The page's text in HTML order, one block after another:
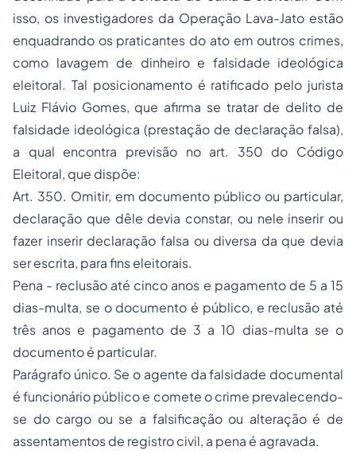
isso, os investigadores da Operação Lava-Jato estão
enquadrando os praticantes do ato em outros crimes,
como lavagem de dinheiro e falsidade ideológica
eleitoral. Tal posicionamento é ratificado pelo jurista
Luiz Flávio Gomes, que afirma se tratar de delito de
falsidade ideológica (prestação de declaração falsa),
a qual encontra previsão no art. 350 do Código
Eleitoral, que dispõe:
Art. 350. Omitir, em documento público ou particular,
declaração que dêle devia constar, ou nele inserir ou
fazer inserir declaração falsa ou diversa da que devia
ser escrita, para fins eleitorais.
Pena - reclusão até cinco anos e pagamento de 5 a 15
dias-multa, se o documento é público, e reclusão até
três anos e pagamento de 3 a 10 dias-multa se o
documento é particular.
Parágrafo único. Se o agente da falsidade documental
é funcionário público e comete o crime prevalecendo-
se do cargo ou se a falsificação ou alteração é de
assentamentos de registro civil, a pena é agravada.